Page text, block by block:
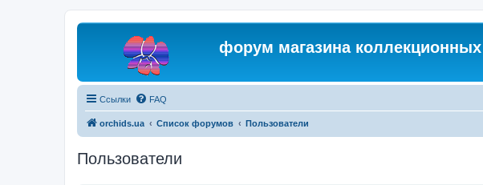
форум магазина
Ссылки FAQ
orchids.ua Список форумов Пользователи
Пользователи